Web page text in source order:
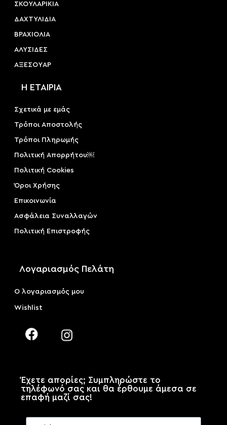
ΣΚΟΥΛΑΡΙΚΙΑ
ΔΑΧΤΥΛΙΔΙΑ
ΒΡΑΧΙΟΛΙΑ
ΑΛΥΣΙΔΕΣ
ΑΞΕΣΟΥAΡ
Η ΕΤΑΙΡΙΑ
Σχετικά με εμάς
Τρόποι Αποστολής
Τρόποι Πληρωμής
Πολιτική Απορρήτου￼
Πολιτική Cookies
Όροι Χρήσης
Επικοινωνία
Ασφάλεια Συναλλαγών
Πολιτική Επιστροφής
Λογαριασμός Πελάτη
Ο λογαριασμός μου
Wishlist
Έχετε απορίες; Συμπληρώστε το
τηλέφωνό σας και θα έρθουμε άμεσα σε
επαφή μαζί σας!